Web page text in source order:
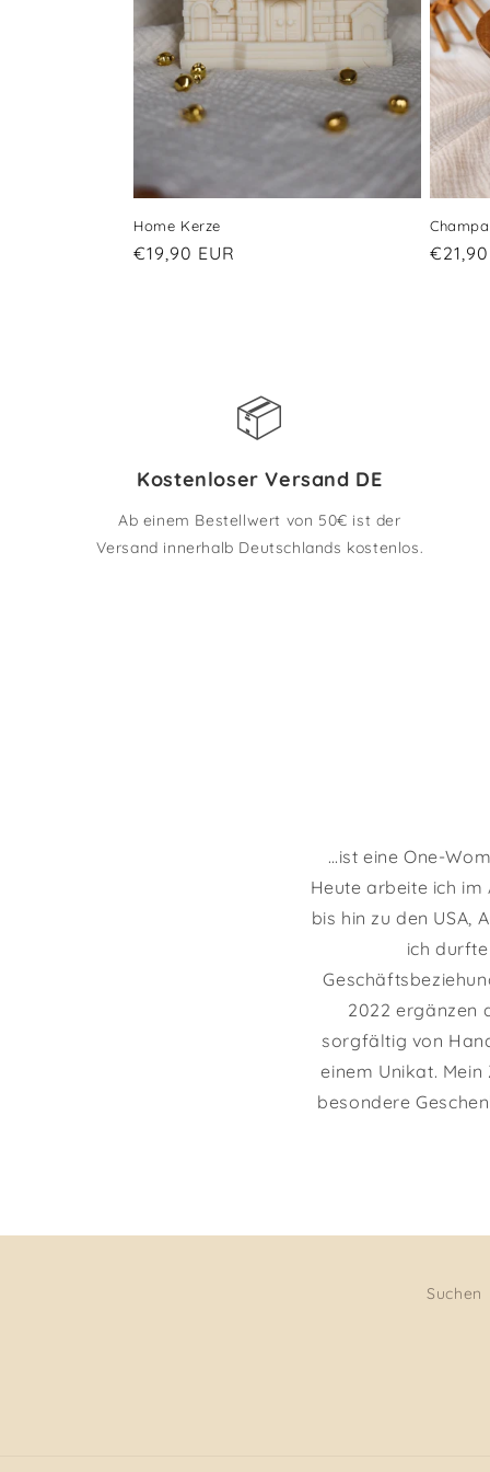
h
a
l
t
Home Kerze
Normaler
€19,90 EUR
📦
Kostenloser Versand DE
Ab einem Bestellwert von 50€ ist der
Versand innerhalb Deutschlands kostenlos.
…ist eine One-
Heute arbeite ich
bis hin zu den USA,
ich
2022 ergänzen
sorgfältig von
einem Unikat.
besondere
Suchen